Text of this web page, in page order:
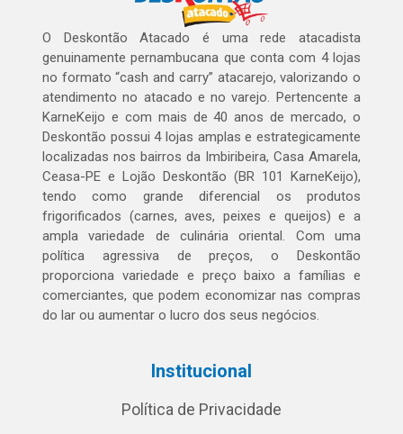
O Deskontão Atacado é uma rede atacadista
genuinamente pernambucana que conta com 4 lojas
no formato “cash and carry” atacarejo, valorizando o
atendimento no atacado e no varejo. Pertencente a
KarneKeijo e com mais de 40 anos de mercado, o
Deskontão possui 4 lojas amplas e estrategicamente
localizadas nos bairros da Imbiribeira, Casa Amarela,
Ceasa-PE e Lojão Deskontão (BR 101 KarneKeijo),
tendo como grande diferencial os produtos
frigorificados (carnes, aves, peixes e queijos) e a
ampla variedade de culinária oriental. Com uma
política agressiva de preços, o Deskontão
proporciona variedade e preço baixo a famílias e
comerciantes, que podem economizar nas compras
do lar ou aumentar o lucro dos seus negócios.
Institucional
Política de Privacidade